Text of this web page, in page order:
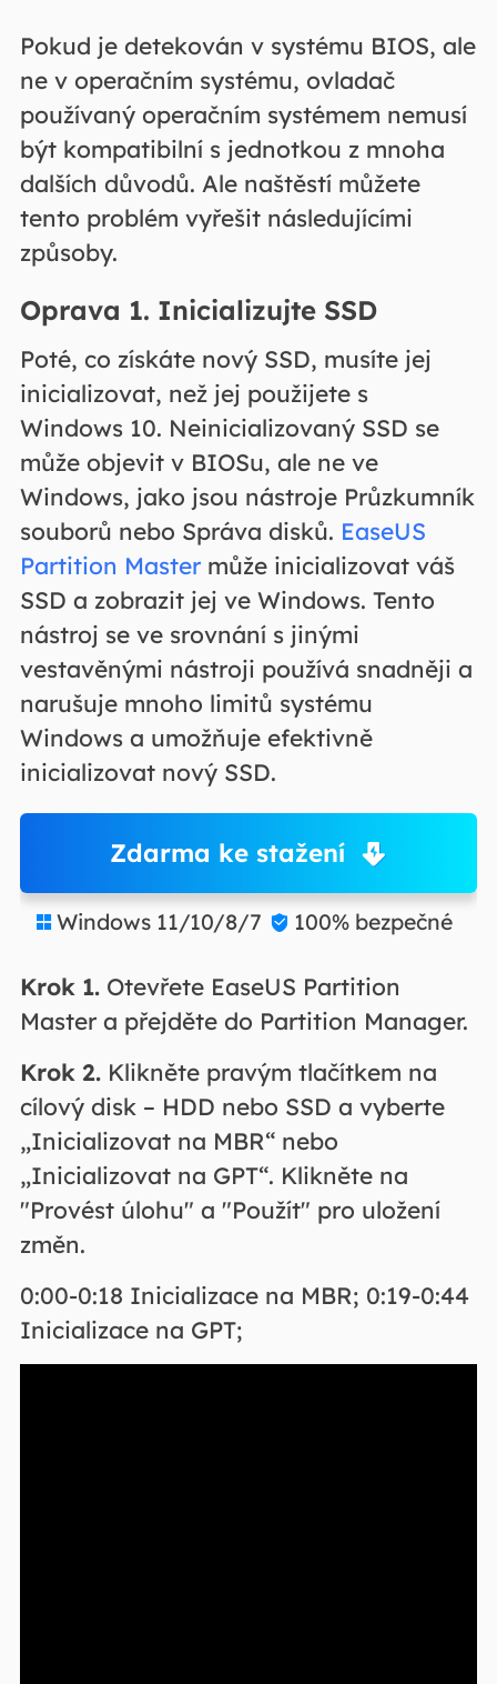
Pokud je detekován v systému BIOS, ale
ne v operačním systému, ovladač
používaný operačním systémem nemusí
být kompatibilní s jednotkou z mnoha
dalších důvodů. Ale naštěstí můžete
tento problém vyřešit následujícími
způsoby.
Oprava 1. Inicializujte SSD
Poté, co získáte nový SSD, musíte jej
inicializovat, než jej použijete s
Windows 10. Neinicializovaný SSD se
může objevit v BIOSu, ale ne ve
Windows, jako jsou nástroje Průzkumník
souborů nebo Správa disků. EaseUS
Partition Mastermůže inicializovat váš
SSD a zobrazit jej ve Windows. Tento
nástroj se ve srovnání s jinými
vestavěnými nástroji používá snadněji a
narušuje mnoho limitů systému
Windows a umožňuje efektivně
inicializovat nový SSD.
Zdarma ke stažení
 Windows 11/10/8/7  100% bezpečné
Krok 1.Otevřete EaseUS Partition
Master a přejděte do Partition Manager.
Krok 2.Klikněte pravým tlačítkem na
cílový disk – HDD nebo SSD a vyberte
„Inicializovat na MBR“ nebo
„Inicializovat na GPT“. Klikněte na
"Provést úlohu" a "Použít" pro uložení
změn.
0:00-0:18 Inicializace na MBR; 0:19-0:44
Inicializace na GPT;